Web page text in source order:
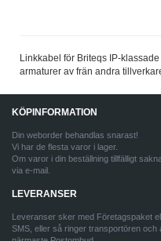
Linkkabel för Briteqs IP-
armaturer av frän andra
KÖPINFORMATION
Din weborder behandlas snarast!
Vi har de flesta varor i lager.
Om varor i din beställning tillfälligt
via e-mail.
LEVERANSER
Leveranser sker med Företagspaket
SMS, eller så ringer transportören